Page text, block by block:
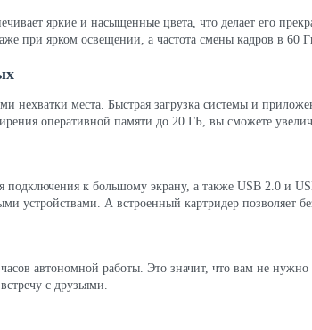
яркие и насыщенные цвета, что делает его
при ярком освещении, а частота смены кадров в 60
нехватки места. Быстрая загрузка системы и
оперативной памяти до 20 ГБ, вы сможете
подключения к большому экрану, а также USB 2.0 и
устройствами. А встроенный картридер позволяет
автономной работы. Это значит, что вам не
с друзьями.